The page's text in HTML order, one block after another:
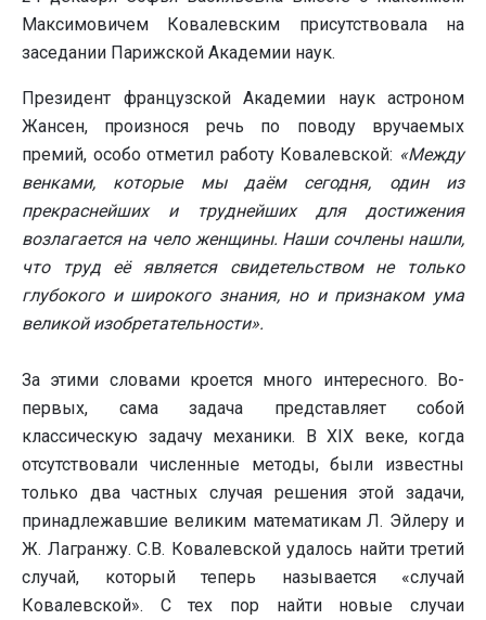
Максимовичем Ковалевским присутствовала на
заседании Парижской Академии наук.
Президент французской Академии наук астроном
Жансен, произнося речь по поводу вручаемых
премий, особо отметил работу Ковалевской: «Между
венками, которые мы даём сегодня, один из
прекраснейших и труднейших для достижения
возлагается на чело женщины. Наши сочлены нашли,
что труд её является свидетельством не только
глубокого и широкого знания, но и признаком ума
великой изобретательности».
За этими словами кроется много интересного. Во-
первых, сама задача представляет собой
классическую задачу механики. В ХIХ веке, когда
отсутствовали численные методы, были известны
только два частных случая решения этой задачи,
принадлежавшие великим математикам Л. Эйлеру и
Ж. Лагранжу. С.В. Ковалевской удалось найти третий
случай, который теперь называется «случай
Ковалевской». С тех пор найти новые случаи